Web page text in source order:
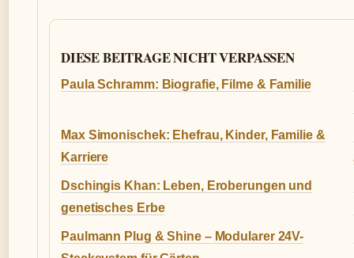
DIESE BEITRAGE NICHT VERPASSEN
Paula Schramm: Biografie, Filme & Familie
Max Simonischek: Ehefrau, Kinder, Familie &
Karriere
Dschingis Khan: Leben, Eroberungen und
genetisches Erbe
Paulmann Plug & Shine – Modularer 24V-